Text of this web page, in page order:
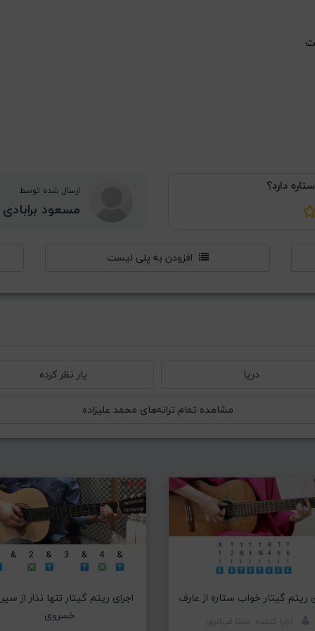
دارد؟ ارسال شده توسط
مسعود برابادی
افزودن به پلی لیست
دریا
یار نظر کرده
مشاهده تمام ترانه‌های محمد علیزاده
ریتم گیتار خواب ستاره از عارف
اجرای ریتم گیتار تنها نذار از
خسروی